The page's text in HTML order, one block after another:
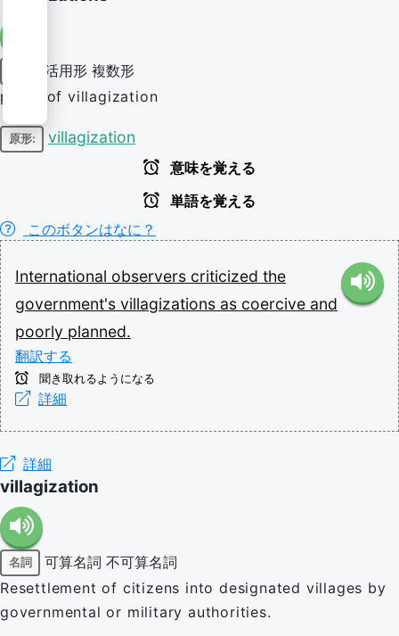
活用形 複数形
plural of villagization
原形: villagization
意味を覚える
単語を覚える
このボタンはなに？
International observers criticized the
government's villagizations as coercive and
poorly planned.
翻訳する
聞き取れるようになる
詳細
詳細
villagization
名詞 可算名詞 不可算名詞
Resettlement of citizens into designated villages by
governmental or military authorities.